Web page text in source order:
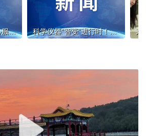
以赛促训砺精兵，匠心服务显尊崇 ——2026年西城区退役军人事务员职业技能竞赛圆满举办 科学仪器“智变”进行时！第二十三届中国国际科学仪器及实验室装备展览会在京盛大开幕